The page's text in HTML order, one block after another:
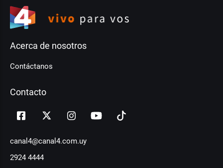
Acerca de nosotros
Contáctanos
Contacto
canal4@canal4.com.uy
2924 4444